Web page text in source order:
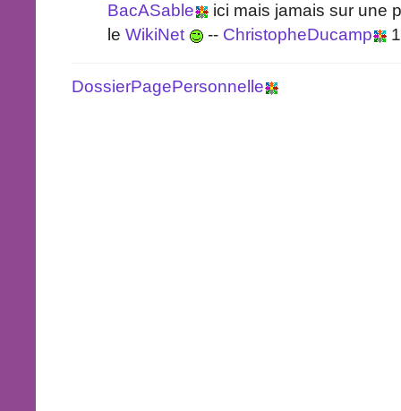
BacASable
ici mais jamais sur une
le WikiNet -- ChristopheDucamp
DossierPagePersonnelle